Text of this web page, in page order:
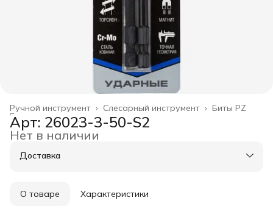
Биты PZ
Слесарный инструмент ›
Ручной инструмент ›
Главная ›
Арт: 26023-3-50-S2
Нет в наличии
Доставка
О товаре Характеристики